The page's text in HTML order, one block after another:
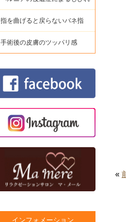
«
指を曲げると戻らないバネ指
手術後の皮膚のツッパリ感
インフォメーション